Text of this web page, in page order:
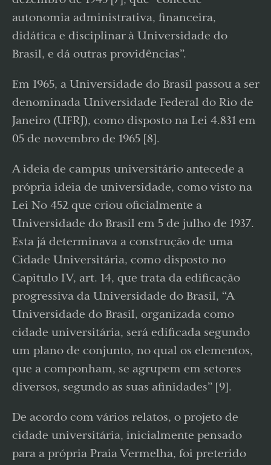
autonomia administrativa, financeira,
didática e disciplinar à Universidade do
Brasil, e dá outras providências”.
Em 1965, a Universidade do Brasil passou a ser
denominada Universidade Federal do Rio de
Janeiro (UFRJ), como disposto na Lei 4.831 em
05 de novembro de 1965 [8].
A ideia de campus universitário antecede a
própria ideia de universidade, como visto na
Lei No 452 que criou oficialmente a
Universidade do Brasil em 5 de julho de 1937.
Esta já determinava a construção de uma
Cidade Universitária, como disposto no
Capitulo IV, art. 14, que trata da edificação
progressiva da Universidade do Brasil, “A
Universidade do Brasil, organizada como
cidade universitária, será edificada segundo
um plano de conjunto, no qual os elementos,
que a componham, se agrupem em setores
diversos, segundo as suas afinidades” [9].
De acordo com vários relatos, o projeto de
cidade universitária, inicialmente pensado
para a própria Praia Vermelha, foi preterido